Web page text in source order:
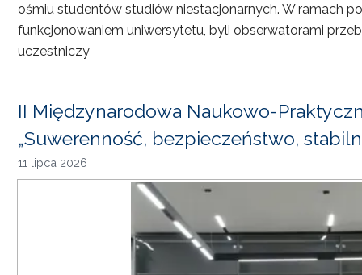
ośmiu studentów studiów niestacjonarnych. W ramach
funkcjonowaniem uniwersytetu, byli obserwatorami
uczestniczy
II Międzynarodowa Naukowo-
„Suwerenność, bezpieczeństwo,
11 lipca 2026